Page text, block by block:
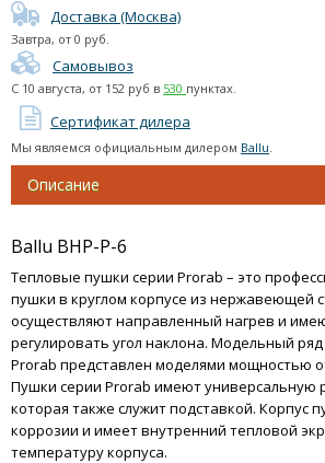
Тепловые пушки Master
Тепловые завесы (электрические)
Тепловые завесы (водяные)
Подарочные сертификаты
Термогигрометры
Доставка (Москва)
Завтра, от0 руб.
Самовывоз
С 10 августа, от 152 руб в 530 пунктах.
Сертификат дилера
Мы являемся официальным дилером Ballu.
Описание
Ballu BHP-P-6
Тепловые пушки серии Prorab – это
пушки в круглом корпусе из нержавеющей
осуществляют направленный нагрев и
регулировать угол наклона. Модельный
Prorab представлен моделями мощностью
Пушки серии Prorab имеют универсальную
которая также служит подставкой. Корпус
коррозии и имеет внутренний тепловой
температуру корпуса.